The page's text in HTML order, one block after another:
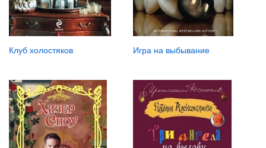
Клуб холостяков Игра на выбывание